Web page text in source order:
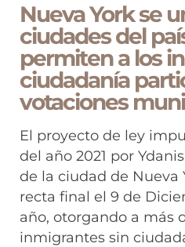
Nueva York se
ciudades del
permiten a los
ciudadanía
votaciones
El proyecto de ley
del año 2021 por
de la ciudad de Nueva
recta final el 9 de
año, otorgando a más
inmigrantes sin